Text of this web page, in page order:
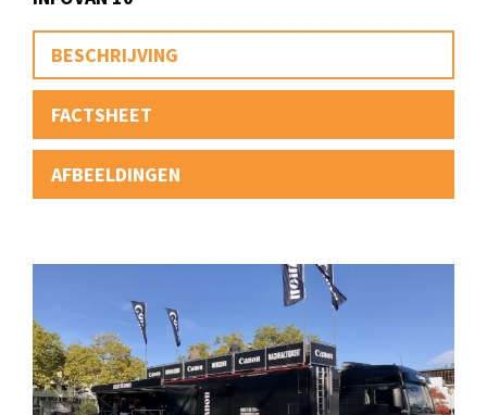
BESCHRIJVING
FACTSHEET
AFBEELDINGEN